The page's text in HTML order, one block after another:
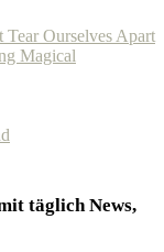
Ourselves Apart
Magical
täglich News,